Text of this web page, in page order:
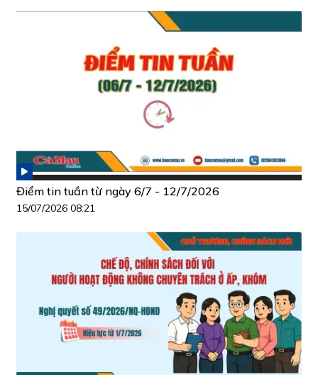
Điểm tin tuần từ ngày 6/7 - 12/7/2026
15/07/2026 08:21